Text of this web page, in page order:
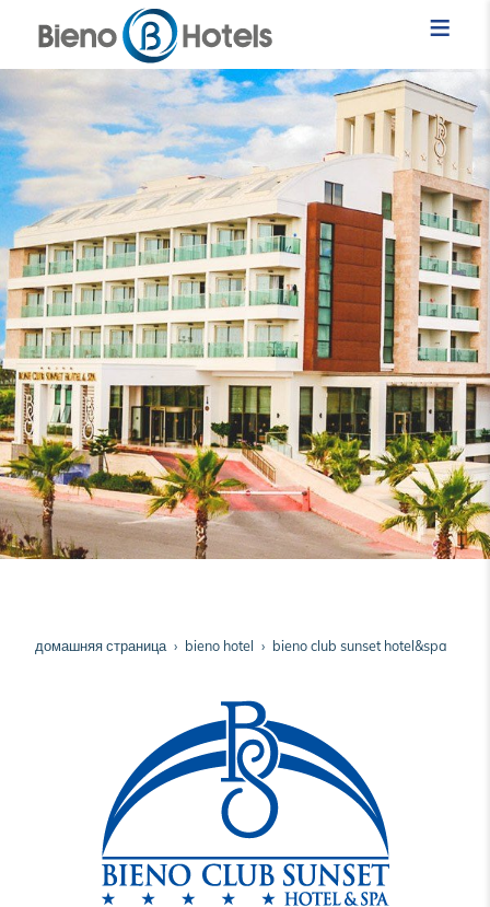
домашняя страница bieno hotel bieno club sunset hotel&spa